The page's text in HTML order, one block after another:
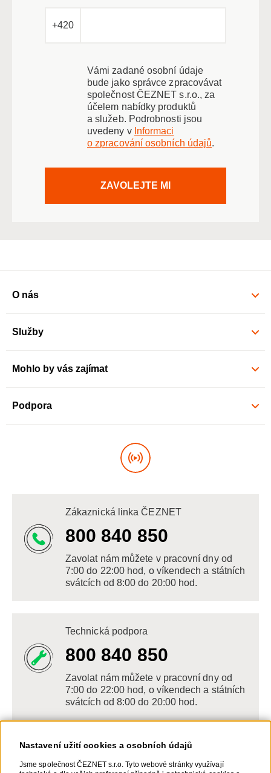
Nastavení užití cookies a osobních údajů
Jsme společnost ČEZNET s.r.o. Tyto webové stránky využívají
+420
Vámi zadané osobní údaje
bude jako správce zpracovávat
společnost ČEZNET s.r.o., za
účelem nabídky produktů
a služeb. Podrobnosti jsou
uvedeny v Informaci
o zpracování osobních údajů.
ZAVOLEJTE MI
O nás
Služby
Mohlo by vás zajímat
Podpora
Zákaznická linka ČEZNET
800 840 850
Zavolat nám můžete v pracovní dny od
7:00 do 22:00 hod, o víkendech a státních
svátcích od 8:00 do 20:00 hod.
Technická podpora
800 840 850
Zavolat nám můžete v pracovní dny od
7:00 do 22:00 hod, o víkendech a státních
svátcích od 8:00 do 20:00 hod.
Napište nám